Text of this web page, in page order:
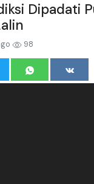
Dipadati
98